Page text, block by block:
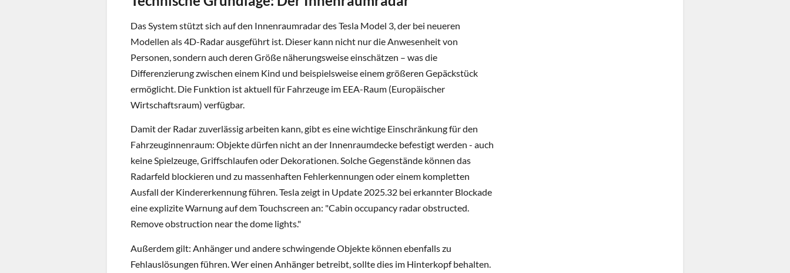
Das System stützt sich auf den Innenraumradar des Tesla Model 3, der bei neueren
Modellen als 4D-Radar ausgeführt ist. Dieser kann nicht nur die Anwesenheit von
Personen, sondern auch deren Größe näherungsweise einschätzen – was die
Differenzierung zwischen einem Kind und beispielsweise einem größeren Gepäckstück
ermöglicht. Die Funktion ist aktuell für Fahrzeuge im EEA-Raum (Europäischer
Wirtschaftsraum) verfügbar.
Damit der Radar zuverlässig arbeiten kann, gibt es eine wichtige Einschränkung für den
Fahrzeuginnenraum: Objekte dürfen nicht an der Innenraumdecke befestigt werden - auch
keine Spielzeuge, Griffschlaufen oder Dekorationen. Solche Gegenstände können das
Radarfeld blockieren und zu massenhaften Fehlerkennungen oder einem kompletten
Ausfall der Kindererkennung führen. Tesla zeigt in Update 2025.32 bei erkannter Blockade
eine explizite Warnung auf dem Touchscreen an: "Cabin occupancy radar obstructed.
Remove obstruction near the dome lights."
Außerdem gilt: Anhänger und andere schwingende Objekte können ebenfalls zu
Fehlauslösungen führen. Wer einen Anhänger betreibt, sollte dies im Hinterkopf behalten.